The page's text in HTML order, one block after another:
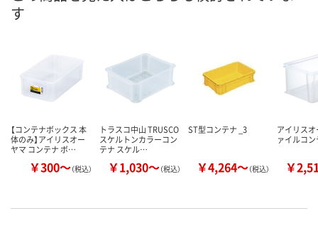
す
【コンテナボックス 本
体のみ】アイリスオー
ヤマ コンテナ ボ…
￥300～（税込）
トラスコ中山 TRUSCO
スケルトンカラーコン
テナ スケル…
￥1,030～（税込）
ST型コンテナ _3
￥4,264～（税込）
アイリス
ァイルコ
￥